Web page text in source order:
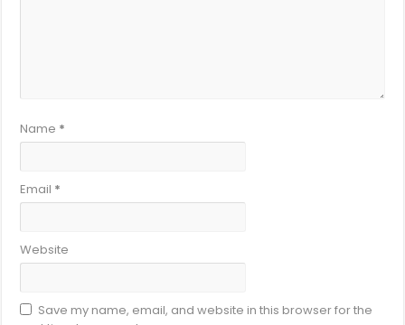
Name *
Email *
Website
Save my name, email, and website in this browser for the